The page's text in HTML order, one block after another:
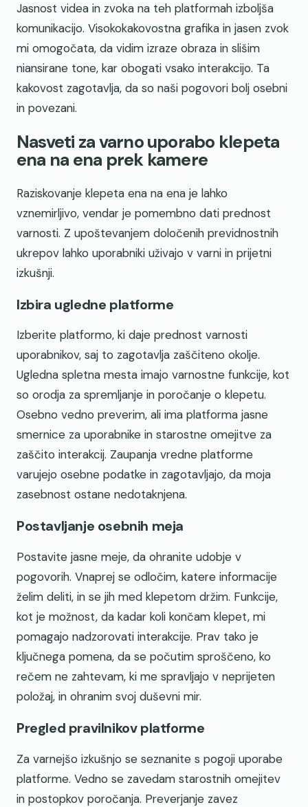
Jasnost videa in zvoka na teh platformah izboljša
komunikacijo. Visokokakovostna grafika in jasen zvok
mi omogočata, da vidim izraze obraza in slišim
niansirane tone, kar obogati vsako interakcijo. Ta
kakovost zagotavlja, da so naši pogovori bolj osebni
in povezani.
Nasveti za varno uporabo klepeta
ena na ena prek kamere
Raziskovanje klepeta ena na ena je lahko
vznemirljivo, vendar je pomembno dati prednost
varnosti. Z upoštevanjem določenih previdnostnih
ukrepov lahko uporabniki uživajo v varni in prijetni
izkušnji.
Izbira ugledne platforme
Izberite platformo, ki daje prednost varnosti
uporabnikov, saj to zagotavlja zaščiteno okolje.
Ugledna spletna mesta imajo varnostne funkcije, kot
so orodja za spremljanje in poročanje o klepetu.
Osebno vedno preverim, ali ima platforma jasne
smernice za uporabnike in starostne omejitve za
zaščito interakcij. Zaupanja vredne platforme
varujejo osebne podatke in zagotavljajo, da moja
zasebnost ostane nedotaknjena.
Postavljanje osebnih meja
Postavite jasne meje, da ohranite udobje v
pogovorih. Vnaprej se odločim, katere informacije
želim deliti, in se jih med klepetom držim. Funkcije,
kot je možnost, da kadar koli končam klepet, mi
pomagajo nadzorovati interakcije. Prav tako je
ključnega pomena, da se počutim sproščeno, ko
rečem ne zahtevam, ki me spravljajo v neprijeten
položaj, in ohranim svoj duševni mir.
Pregled pravilnikov platforme
Za varnejšo izkušnjo se seznanite s pogoji uporabe
platforme. Vedno se zavedam starostnih omejitev
in postopkov poročanja. Preverjanje zavez